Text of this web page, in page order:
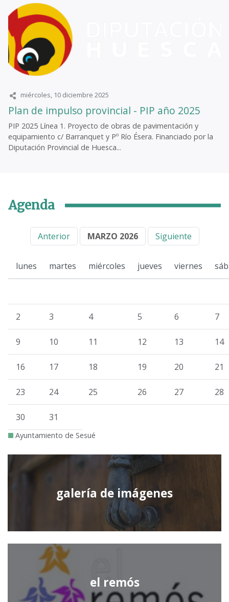
miércoles, 10 diciembre 2025
Plan de impulso provincial - PIP año 2025
PIP 2025 Línea 1. Proyecto de obras de pavimentación y
equipamiento c/ Barranquet y Pº Río Ésera. Financiado por la
Diputación Provincial de Huesca...
Agenda
Anterior MARZO 2026 Siguiente
lunes martes miércoles jueves viernes
2 3 4 5 6 7
9 10 11 12 13 14
16 17 18 19 20 21
23 24 25 26 27 28
30 31
Ayuntamiento de Sesué
galería de imágenes
el remós